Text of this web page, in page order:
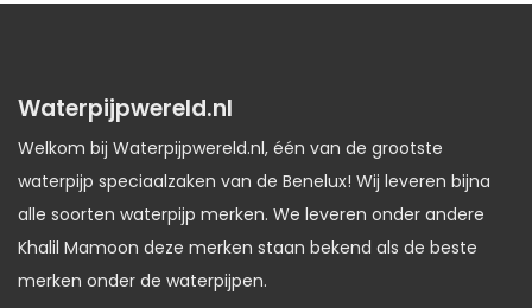
Waterpijpwereld.nl
Welkom bij Waterpijpwereld.nl, één van de grootste
waterpijp speciaalzaken van de Benelux! Wij leveren bijna
alle soorten waterpijp merken. We leveren onder andere
Khalil Mamoon deze merken staan bekend als de beste
merken onder de waterpijpen.